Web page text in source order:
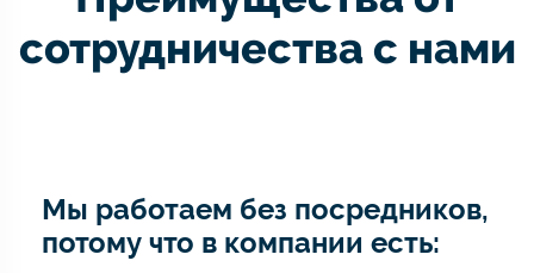
сотрудничества с нами
Мы работаем без посредников,
потому что в компании есть: